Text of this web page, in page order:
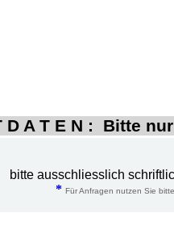
D A T E N : Bitte
bitte ausschliesslich
* Für Anfragen nutzen Sie